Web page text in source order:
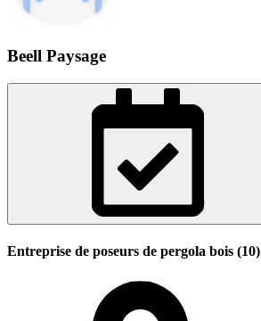
Beell Paysage
Entreprise de poseurs de pergola bois (10)